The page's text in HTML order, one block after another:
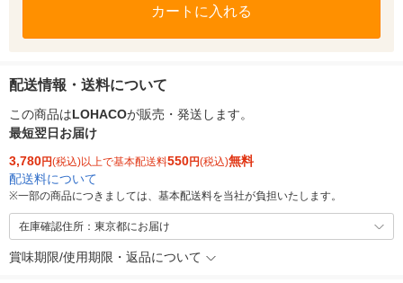
カートに入れる
配送情報・送料について
この商品はLOHACOが販売・発送します。
最短翌日お届け
3,780円(税込)以上で基本配送料550円(税込)無料
配送料について
※一部の商品につきましては、基本配送料を当社が負担いたします。
在庫確認住所：東京都にお届け
賞味期限/使用期限・返品について